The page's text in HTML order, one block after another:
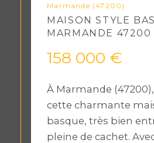
Marmande (47200)
MAISON STYLE
MARMANDE 47200
158 000 €
À Marmande
cette charmante
basque, très bien
pleine de cachet.